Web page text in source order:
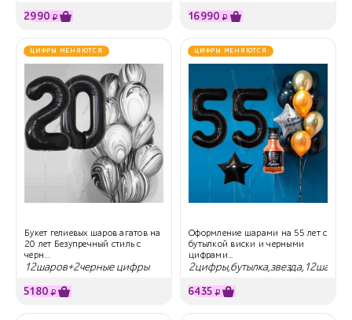
2990 ₽ 16990 ₽
ЦИФРЫ МЕНЯЮТСЯ
Букет гелиевых шаров агатов на
20 лет Безупречный стиль с
черн...
12шаров+2черные цифры
5180 ₽
ЦИФРЫ МЕНЯЮТСЯ
Оформление шарами на 55 лет с
бутылкой виски и черными
цифрами...
2цифры,бутылка,звезда,12шаров
6435 ₽